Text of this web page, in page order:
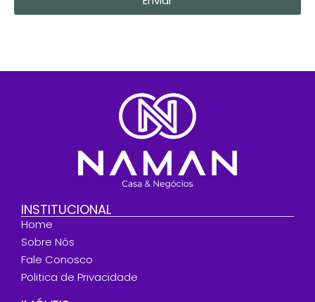
INSTITUCIONAL
Home
Sobre Nós
Fale Conosco
Politica de Privacidade